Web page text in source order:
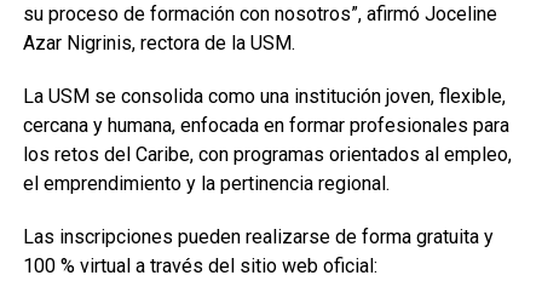
su proceso de formación con nosotros”, afirmó Joceline
Azar Nigrinis, rectora de la USM.
La USM se consolida como una institución joven, flexible,
cercana y humana, enfocada en formar profesionales para
los retos del Caribe, con programas orientados al empleo,
el emprendimiento y la pertinencia regional.
Las inscripciones pueden realizarse de forma gratuita y
100 % virtual a través del sitio web oficial: